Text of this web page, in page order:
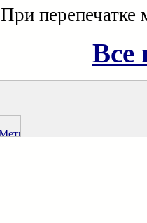
При перепечатке
Все